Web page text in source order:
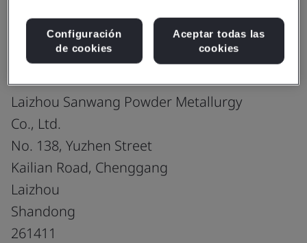
IATF 16949:2016
Laizhou Sanwang Powder Metallurgy
Co., Ltd.
No. 138, Yuzhen Street
Kailian Road, Chenggang
Laizhou
Shandong
261411
Configuración
de cookies
Aceptar todas las
cookies